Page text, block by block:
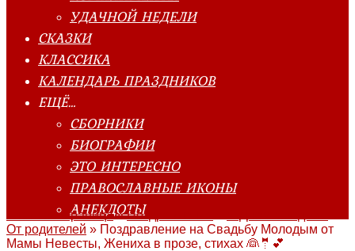
УДАЧНОЙ НЕДЕЛИ
СКАЗКИ
КЛАССИКА
КАЛЕНДАРЬ ПРАЗДНИКОВ
ЕЩЁ…
СБОРНИКИ
БИОГРАФИИ
ЭТО ИНТЕРЕСНО
ПРАВОСЛАВНЫЕ ИКОНЫ
АНЕКДОТЫ
Главная страница»Поздравления
От родителей » Поздравление на Свадьбу Молодым от
Мамы Невесты, Жениха в прозе, стихах 👰🤵💕